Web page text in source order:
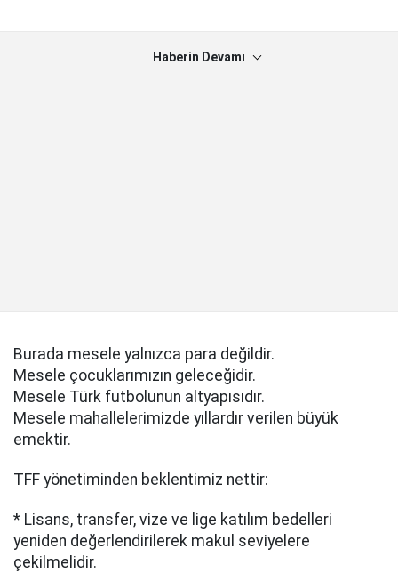
Haberin Devamı
Burada mesele yalnızca para değildir.
Mesele çocuklarımızın geleceğidir.
Mesele Türk futbolunun altyapısıdır.
Mesele mahallelerimizde yıllardır verilen büyük
emektir.
TFF yönetiminden beklentimiz nettir:
* Lisans, transfer, vize ve lige katılım bedelleri
yeniden değerlendirilerek makul seviyelere
çekilmelidir.